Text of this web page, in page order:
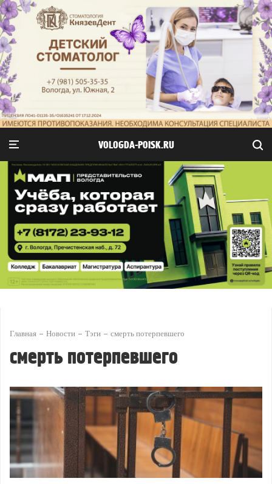
VOLOGDA-POISK.RU
Главная Новости Тэги смерть потерпевшего
смерть потерпевшего